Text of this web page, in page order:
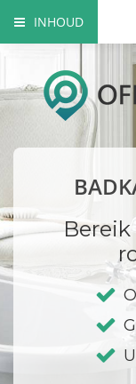
INHOUD
Mogelijke
Prijzen
Bedrijf registreren